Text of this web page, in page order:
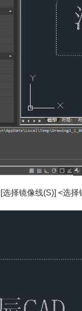
择镜像线(S)] <选择